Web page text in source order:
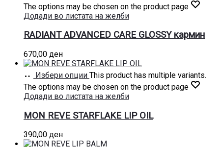
The options may be chosen on the product page
Додади во листата на желби
RADIANT ADVANCED CARE GLOSSY кармин
670,00 ден
Избери опции This product has multiple variants.
The options may be chosen on the product page
Додади во листата на желби
MON REVE STARFLAKE LIP OIL
390,00 ден